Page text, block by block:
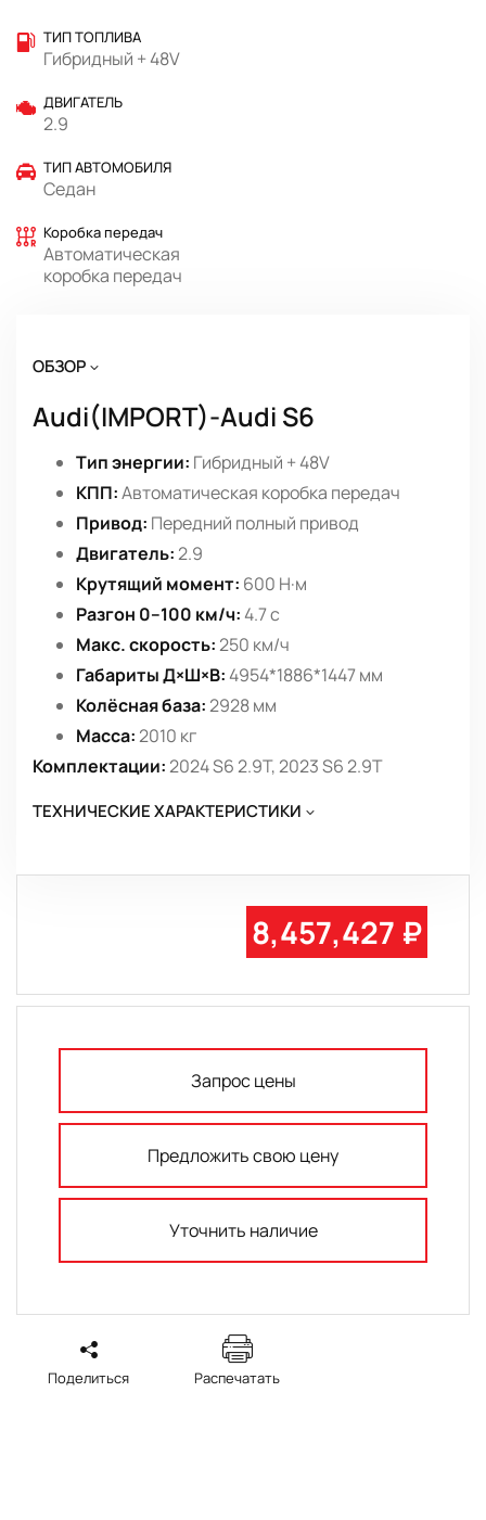
ТИП ТОПЛИВА
Гибридный + 48V
ДВИГАТЕЛЬ
2.9
ТИП АВТОМОБИЛЯ
Седан
Коробка передач
Автоматическая
коробка передач
ОБЗОР
Audi(IMPORT)-Audi S6
Тип энергии: Гибридный + 48V
КПП:Автоматическая коробка передач
Привод: Передний полный привод
Двигатель:2.9
Крутящий момент: 600 Н·м
Разгон 0–100 км/ч: 4.7 с
Макс. скорость:250 км/ч
Габариты Д×Ш×В: 4954*1886*1447 мм
Колёсная база:2928 мм
Масса:2010 кг
Комплектации:2024 S6 2.9T, 2023 S6 2.9T
ТЕХНИЧЕСКИЕ ХАРАКТЕРИСТИКИ
8,457,427 ₽
Запрос цены
Предложить свою цену
Уточнить наличие
Поделиться Распечатать